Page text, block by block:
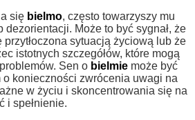
się bielmo, często towarzyszy mu
Może to być sygnał, że
sytuacją życiową lub że
istotnych szczegółów, które mogą
Sen o bielmie może być
konieczności zwrócenia uwagi na
w życiu i skoncentrowania się na
i spełnienie.